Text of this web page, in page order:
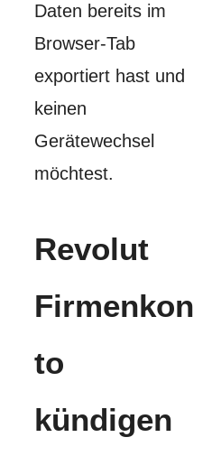
Daten bereits im
Browser-Tab
exportiert hast und
keinen
Gerätewechsel
möchtest.
Revolut
Firmenkon
to
kündigen